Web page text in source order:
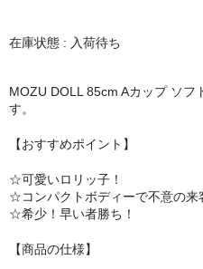
Banidoll
PIEDOLL
リップロップ
下半身
在庫状態 : 入荷待ち
MOZU DOLL 85cm Aカップ ソフ
す。
【おすすめポイント】
☆可愛いロリッ子！
☆コンパクトボディーで不意の来
☆希少！早い者勝ち！
【商品の仕様】